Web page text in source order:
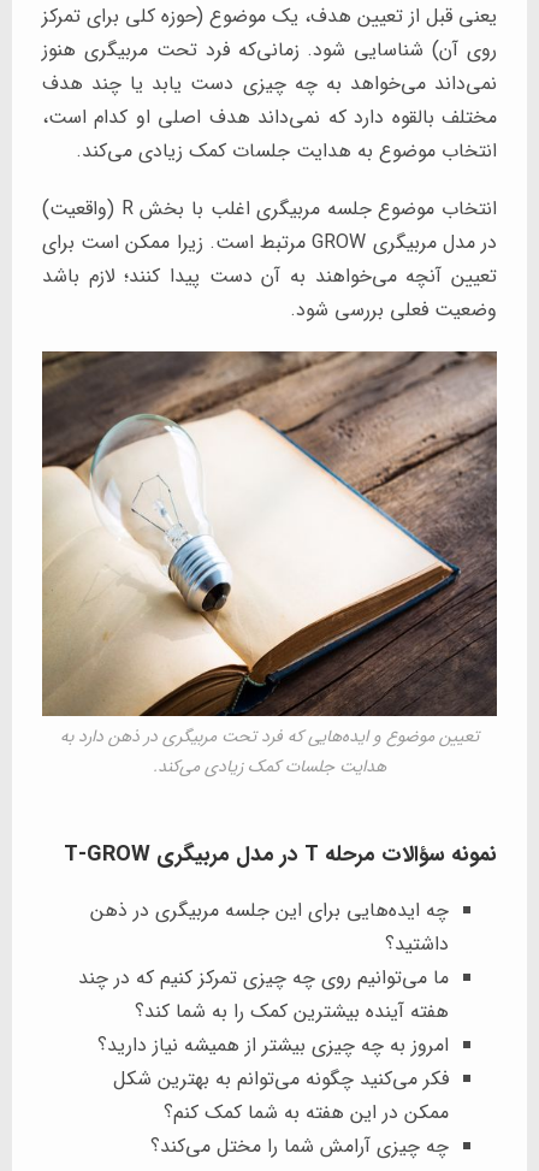
یعنی قبل از تعیین هدف، یک موضوع (حوزه کلی برای تمرکز
روی آن) شناسایی شود. زمانی‌که فرد تحت مربیگری هنوز
نمی‌داند می‌خواهد به چه چیزی دست یابد یا چند هدف
مختلف بالقوه دارد که نمی‌داند هدف اصلی او کدام است،
انتخاب موضوع به هدایت جلسات کمک زیادی می‌کند.
انتخاب موضوع جلسه مربیگری اغلب با بخش R (واقعیت)
در مدل مربیگری GROW مرتبط است. زیرا ممکن است برای
تعیین آنچه می‌خواهند به آن دست پیدا کنند؛ لازم باشد
وضعیت فعلی بررسی شود.
تعیین موضوع و ایده‌هایی که فرد تحت مربیگری در ذهن دارد به
هدایت جلسات کمک زیادی می‌کند.
نمونه سؤالات مرحله T در مدل مربیگری T-GROW
چه ایده‌هایی برای این جلسه مربیگری در ذهن
داشتید؟
ما می‌توانیم روی چه چیزی تمرکز کنیم که در چند
هفته آینده بیشترین کمک را به شما کند؟
امروز به چه چیزی بیشتر از همیشه نیاز دارید؟
فکر می‌کنید چگونه می‌توانم به بهترین شکل
ممکن در این هفته به شما کمک کنم؟
چه چیزی آرامش شما را مختل می‌کند؟